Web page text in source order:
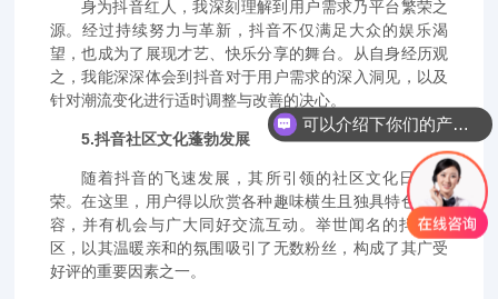
身为抖音红人，我深刻理解到用户需求乃平台繁荣之
源。经过持续努力与革新，抖音不仅满足大众的娱乐渴
望，也成为了展现才艺、快乐分享的舞台。从自身经历观
之，我能深深体会到抖音对于用户需求的深入洞见，以及
针对潮流变化进行适时调整与改善的决心。
5.抖音社区文化蓬勃发展
随着抖音的飞速发展，其所引领的社区文化日益繁
荣。在这里，用户得以欣赏各种趣味横生且独具特色的内
容，并有机会与广大同好交流互动。举世闻名的抖音社
区，以其温暖亲和的氛围吸引了无数粉丝，构成了其广受
好评的重要因素之一。
可以介绍下你们的产品么？